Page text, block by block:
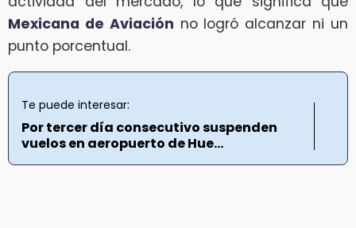
Mexicana de Aviación no logró alcanzar ni un
punto porcentual.
Te puede interesar:
Por tercer día consecutivo suspenden
vuelos en aeropuerto de Hue...